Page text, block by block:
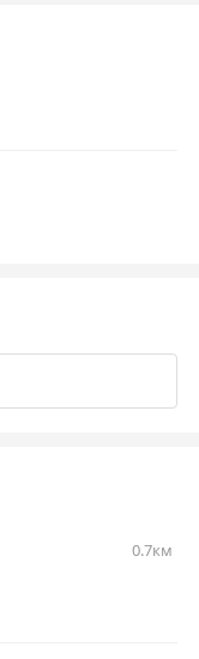
0.7км